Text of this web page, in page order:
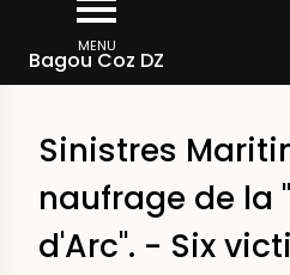
contenu
MENU
Bagou Coz DZ
d'Ariane
Rechercher dans la presse
Sinistres
naufrage de la
d'Arc". - Six